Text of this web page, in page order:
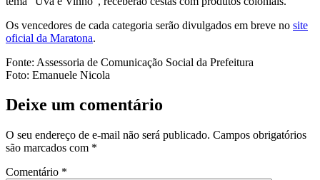
Os vencedores de cada categoria serão divulgados em breve no site
oficial da Maratona.
Fonte: Assessoria de Comunicação Social da Prefeitura
Foto: Emanuele Nicola
Deixe um comentário
O seu endereço de e-mail não será publicado. Campos obrigatórios
são marcados com *
Comentário *